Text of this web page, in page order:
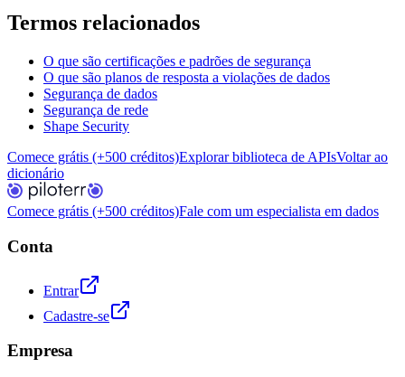
Termos relacionados
O que são certificações e padrões de segurança
O que são planos de resposta a violações de dados
Segurança de dados
Segurança de rede
Shape Security
Comece grátis (+500 créditos)Explorar biblioteca de APIsVoltar ao
dicionário
Comece grátis (+500 créditos)Fale com um especialista em dados
Conta
Entrar
Cadastre-se
Empresa